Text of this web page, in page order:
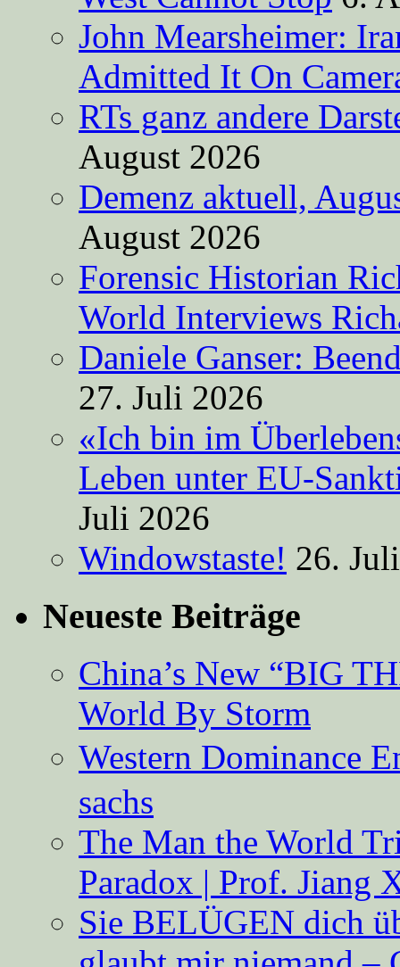
John Mearsheimer:
Admitted It On
RTs ganz andere
August 2026
Demenz aktuell,
August 2026
Forensic Historian
World Interviews
Daniele Ganser:
27. Juli 2026
«Ich bin im
Leben unter EU-
Juli 2026
Windowstaste! 26.
Neueste Beiträge
China’s New “BIG
World By Storm
Western Dominance
sachs
The Man the World
Paradox | Prof. Jiang
Sie BELÜGEN dich